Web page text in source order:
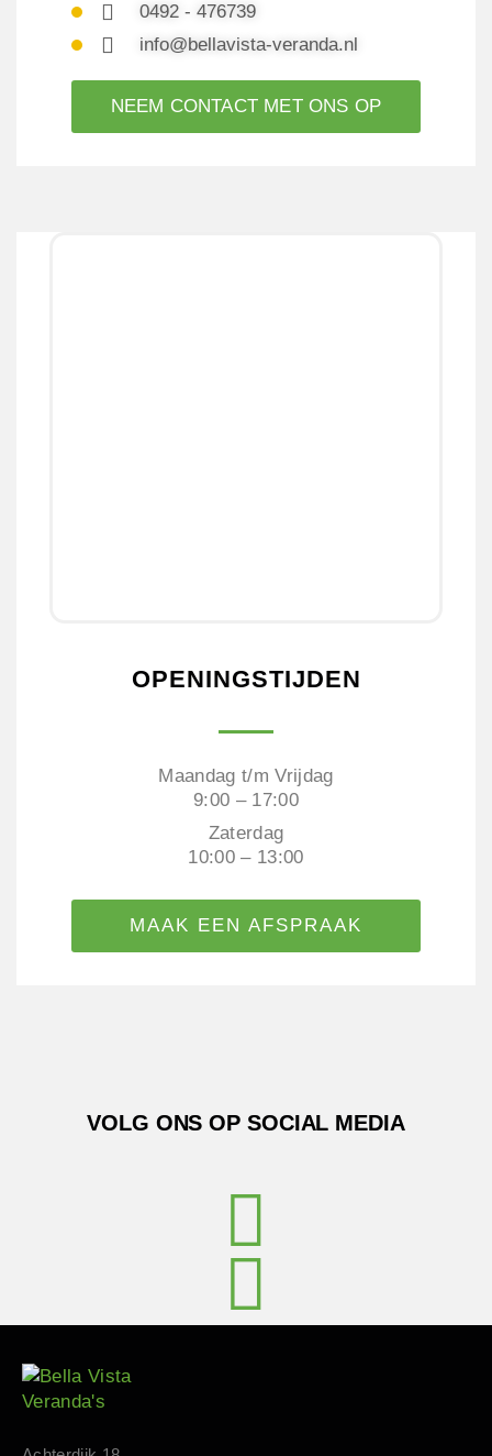
0492 - 476739
info@bellavista-veranda.nl
NEEM CONTACT MET ONS OP
OPENINGSTIJDEN
Maandag t/m Vrijdag
9:00 – 17:00
Zaterdag
10:00 – 13:00
MAAK EEN AFSPRAAK
VOLG ONS OP SOCIAL MEDIA